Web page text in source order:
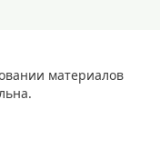
материалов